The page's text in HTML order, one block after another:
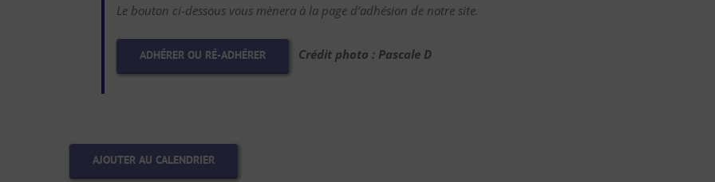
Le bouton ci-dessous vous mènera à la page d’adhésion de notre site.
ADHÉRER OU RÉ-ADHÉRER Crédit photo : Pascale D
AJOUTER AU CALENDRIER